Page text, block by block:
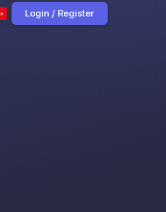
Login / Register